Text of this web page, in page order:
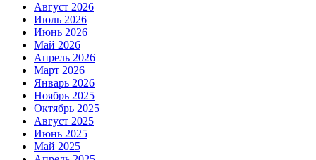
Август 2026
Июль 2026
Июнь 2026
Май 2026
Апрель 2026
Март 2026
Январь 2026
Ноябрь 2025
Октябрь 2025
Август 2025
Июнь 2025
Май 2025